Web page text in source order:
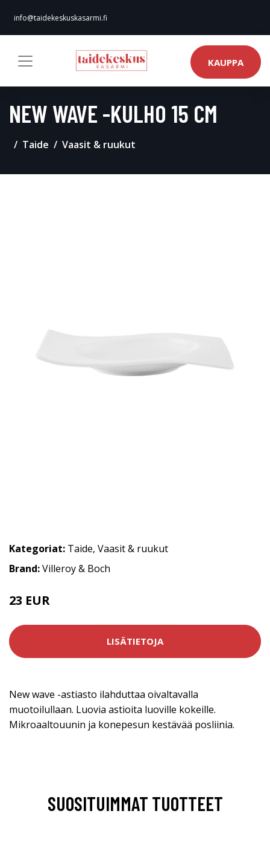
info@taidekeskuskasarmi.fi
KAUPPA
NEW WAVE -KULHO 15 CM
Taide Vaasit & ruukut
Kategoriat: Taide, Vaasit & ruukut
Brand:Villeroy & Boch
23 EUR
LISÄTIETOJA
New wave -astiasto ilahduttaa oivaltavalla
muotoilullaan. Luovia astioita luoville kokeille.
Mikroaaltouunin ja konepesun kestävää posliinia.
SUOSITUIMMAT TUOTTEET